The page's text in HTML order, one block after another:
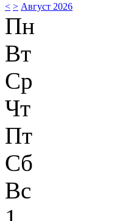
< > Август 2026
Пн
Вт
Ср
Чт
Пт
Сб
Вс